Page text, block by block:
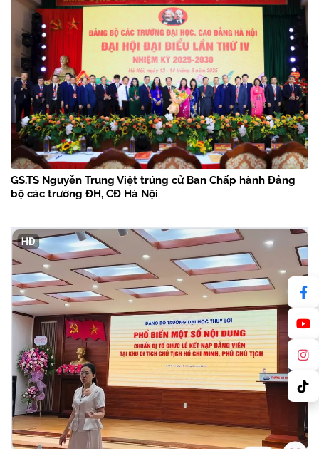
GS.TS Nguyễn Trung Việt trúng cử Ban Chấp hành Đảng
bộ các trường ĐH, CĐ Hà Nội